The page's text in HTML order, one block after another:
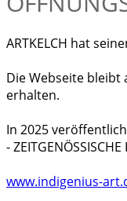
ARTKELCH hat
Die Webseite
erhalten.
In 2025
-
www.indigenius-